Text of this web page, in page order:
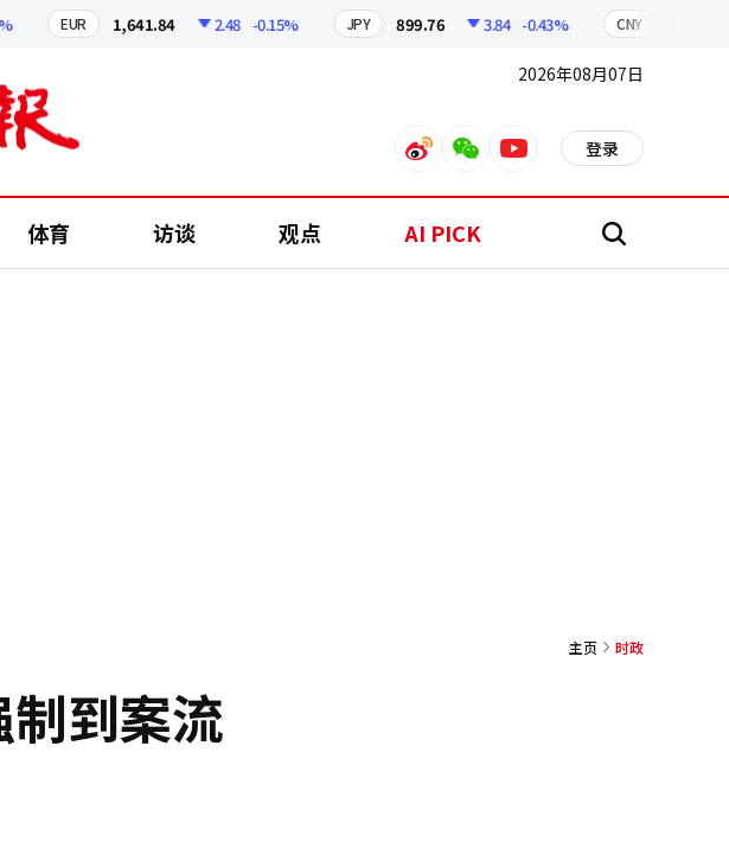
EUR 1,641.84 2.48 -0.15% JPY 899.76 3.84 -0.43% CNY 210.96
2026年08月07日
weiboweixinyoutube 登录
体育 访谈 观点 AI PICK 搜
主页 时政
到案流